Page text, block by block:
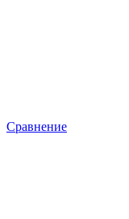
Сравнение